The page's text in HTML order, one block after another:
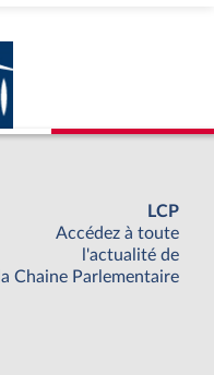
LCP
Accédez à toute
l'actualité de
la Chaine Parlementaire